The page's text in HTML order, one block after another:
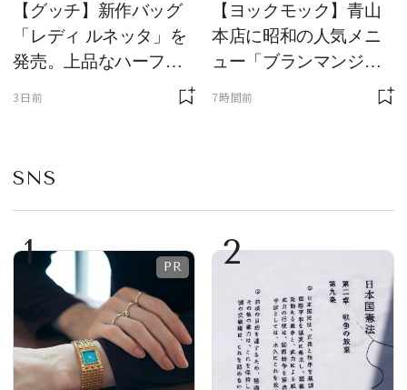
【グッチ】新作バッグ
「レディ ルネッタ」を
発売。上品なハーフム
ーン型がスタイリング
3日前
【ヨックモック】青山
本店に昭和の人気メニ
ュー「ブランマンジ
ェ」「ダックワーズ」
7時間前
SNS
1 2